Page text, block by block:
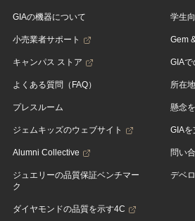
GIAの機器について
小売業者サポート
キャンパス ストア
よくある質問（FAQ）
プレスルーム
ジェムキッズのウェブサイト
Alumni Collective
ジュエリーの品質保証ベンチマー
ク
ダイヤモンドの品質を示す4C
学生
Gem
GIAで
所在地
懸念
GIAを
問い
デベ